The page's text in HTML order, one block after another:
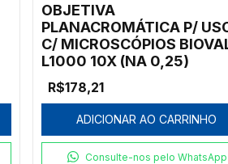
OBJETIVA
PLANACROMÁTICA P/
C/ MICROSCÓPIOS
L1000 10X (NA 0,25)
R$178,21
ADICIONAR AO CARRINHO
Consulte-nos pelo WhatsApp